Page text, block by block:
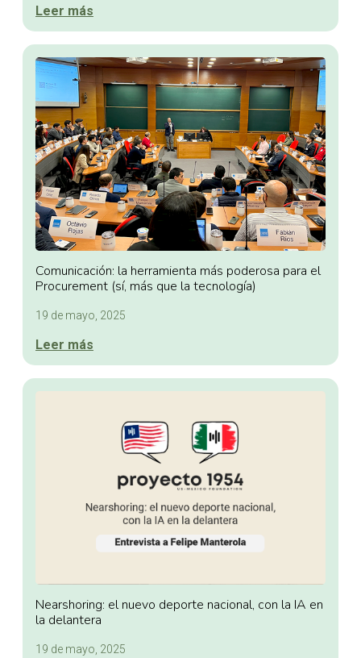
Leer más
Comunicación: la herramienta más poderosa para el
Procurement (sí, más que la tecnología)
19 de mayo, 2025
Leer más
Nearshoring: el nuevo deporte nacional, con la IA en
la delantera
19 de mayo, 2025